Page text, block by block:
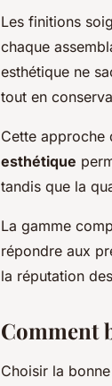
Les finitions
chaque
esthétique ne
tout en
Cette approche
esthétique
tandis que la
La gamme
répondre aux
la réputation
Comment
Choisir la